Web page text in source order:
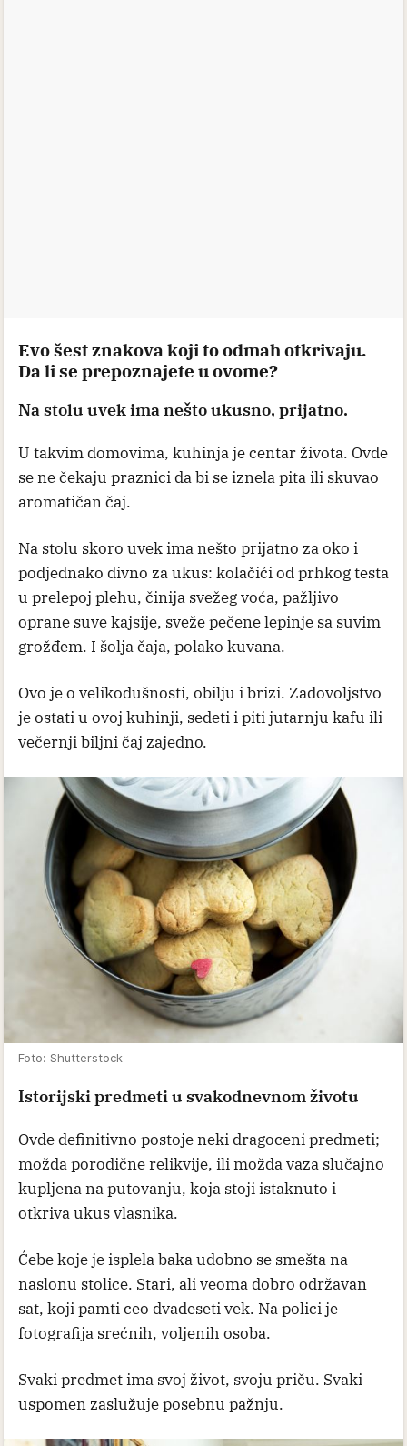
Evo šest znakova koji to odmah otkrivaju.
Da li se prepoznajete u ovome?
Na stolu uvek ima nešto ukusno, prijatno.
U takvim domovima, kuhinja je centar života. Ovde
se ne čekaju praznici da bi se iznela pita ili skuvao
aromatičan čaj.
Na stolu skoro uvek ima nešto prijatno za oko i
podjednako divno za ukus: kolačići od prhkog testa
u prelepoj plehu, činija svežeg voća, pažljivo
oprane suve kajsije, sveže pečene lepinje sa suvim
grožđem. I šolja čaja, polako kuvana.
Ovo je o velikodušnosti, obilju i brizi. Zadovoljstvo
je ostati u ovoj kuhinji, sedeti i piti jutarnju kafu ili
večernji biljni čaj zajedno.
Foto: Shutterstock
Istorijski predmeti u svakodnevnom životu
Ovde definitivno postoje neki dragoceni predmeti;
možda porodične relikvije, ili možda vaza slučajno
kupljena na putovanju, koja stoji istaknuto i
otkriva ukus vlasnika.
Ćebe koje je isplela baka udobno se smešta na
naslonu stolice. Stari, ali veoma dobro održavan
sat, koji pamti ceo dvadeseti vek. Na polici je
fotografija srećnih, voljenih osoba.
Svaki predmet ima svoj život, svoju priču. Svaki
uspomen zaslužuje posebnu pažnju.